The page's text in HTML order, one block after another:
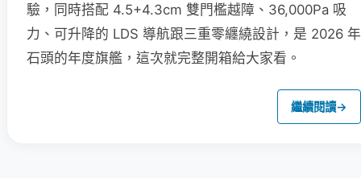
驗，同時搭配 4.5+4.3cm 雙門檻越障、36,000Pa 吸
力、可升降的 LDS 導航跟三重零纏繞設計，是 2026 年
石頭的年度旗艦，這次就完整開箱給大家看。
繼續閱讀→